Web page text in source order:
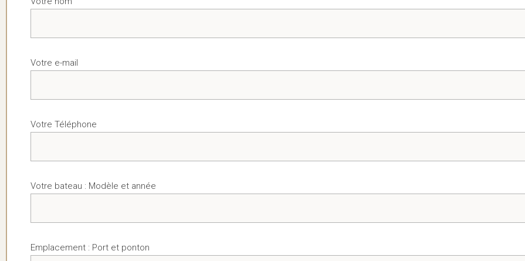
Votre e-mail
Votre Téléphone
Votre bateau : Modèle et année
Emplacement : Port et ponton